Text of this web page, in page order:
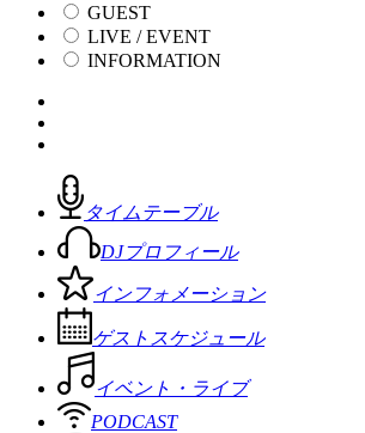
GUEST
LIVE / EVENT
INFORMATION
タイムテーブル
DJプロフィール
インフォメーション
ゲストスケジュール
イベント・ライブ
PODCAST